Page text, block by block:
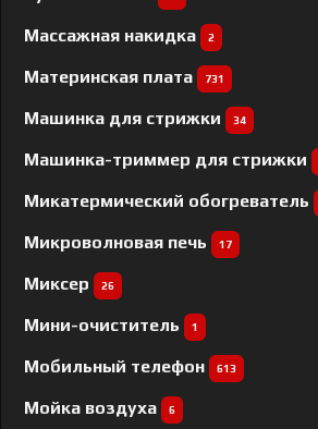
Массажная накидка 2
Материнская плата 731
Машинка для стрижки 34
Машинка-триммер для стрижки
Микатермический обогреватель
Микроволновая печь 17
Миксер 26
Мини-очиститель 1
Мобильный телефон 613
Мойка воздуха 6